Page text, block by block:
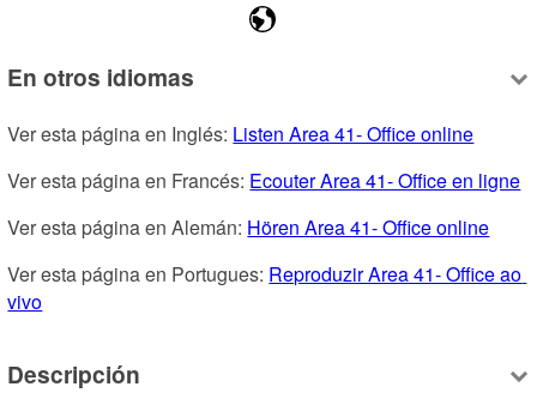
En otros idiomas
Ver esta página en Inglés: Listen Area 41- Office online
Ver esta página en Francés: Ecouter Area 41- Office en ligne
Ver esta página en Alemán: Hören Area 41- Office online
Ver esta página en Portugues: Reproduzir Area 41- Office ao
vivo
Descripción